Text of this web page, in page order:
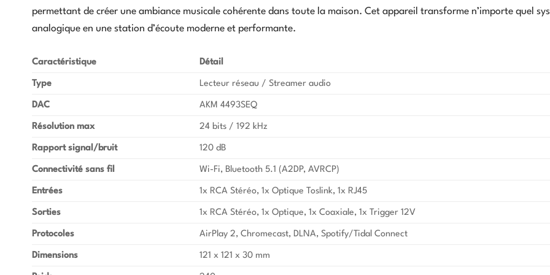
permettant de créer une ambiance musicale cohérente dans toute la maison. Cet appareil transforme n’importe quel
analogique en une station d’écoute moderne et performante.
Caractéristique Détail
Type Lecteur réseau / Streamer audio
DAC AKM 4493SEQ
Résolution max 24 bits / 192 kHz
Rapport signal/bruit 120 dB
Connectivité sans fil Wi-Fi, Bluetooth 5.1 (A2DP, AVRCP)
Entrées 1x RCA Stéréo, 1x Optique Toslink, 1x RJ45
Sorties 1x RCA Stéréo, 1x Optique, 1x Coaxiale, 1x Trigger 12V
Protocoles AirPlay 2, Chromecast, DLNA, Spotify/Tidal Connect
Dimensions 121 x 121 x 30 mm